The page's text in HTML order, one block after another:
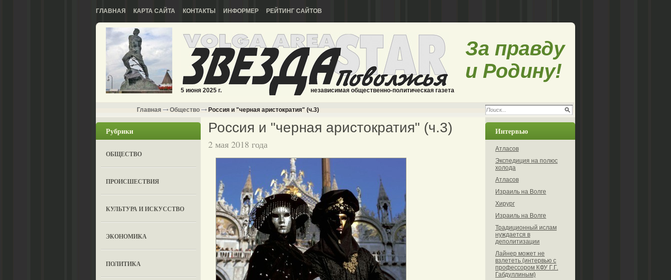
ГЛАВНАЯ КАРТА САЙТА КОНТАКТЫ ИНФОРМЕР РЕЙТИНГ САЙТОВ
5 июня 2025 г. независимая общественно-политическая газета
За правду
и Родину!
Главная Общество Россия и "черная аристократия" (ч.3)
Рубрики
ОБЩЕСТВО
ПРОИСШЕСТВИЯ
КУЛЬТУРА И ИСКУССТВО
ЭКОНОМИКА
ПОЛИТИКА
Россия и "черная аристократия" (ч.3)
2 мая 2018 года
Интервью
Атласов
Экспедиция на полюс
холода
Атласов
Израиль на Волге
Хирург
Израиль на Волге
Традиционный ислам
нуждается в
деполитизации
Лайнер может не
взлететь (интервью с
профессором КФУ Г.Г.
Габдуллиным)